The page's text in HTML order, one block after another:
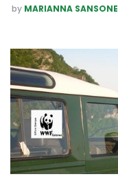
POSTED
BY
by MARIANNA SANSONE